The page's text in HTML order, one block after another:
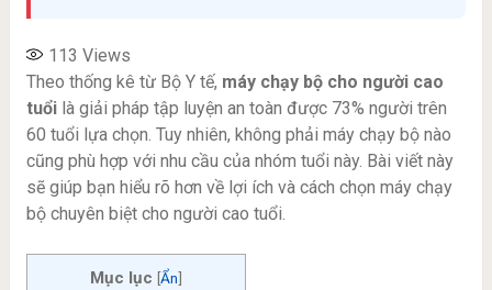
113 Views
Theo thống kê từ Bộ Y tế, máy chạy bộ cho người cao
tuổilà giải pháp tập luyện an toàn được 73% người trên
60 tuổi lựa chọn. Tuy nhiên, không phải máy chạy bộ nào
cũng phù hợp với nhu cầu của nhóm tuổi này. Bài viết này
sẽ giúp bạn hiểu rõ hơn về lợi ích và cách chọn máy chạy
bộ chuyên biệt cho người cao tuổi.
Mục lục [Ẩn]